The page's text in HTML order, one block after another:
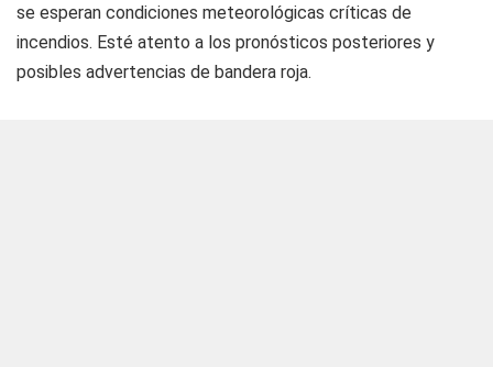
se esperan condiciones meteorológicas críticas de
incendios. Esté atento a los pronósticos posteriores y
posibles advertencias de bandera roja.